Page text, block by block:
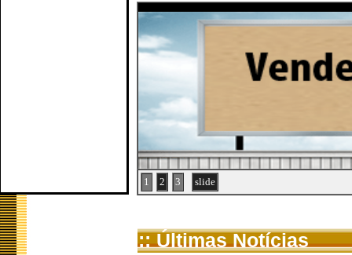
1 2 3 slide
:: Últimas Notícias